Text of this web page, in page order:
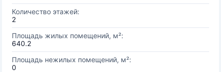
Количество этажей:
2
Площадь жилых помещений, м²:
640.2
Площадь нежилых помещений, м²:
0